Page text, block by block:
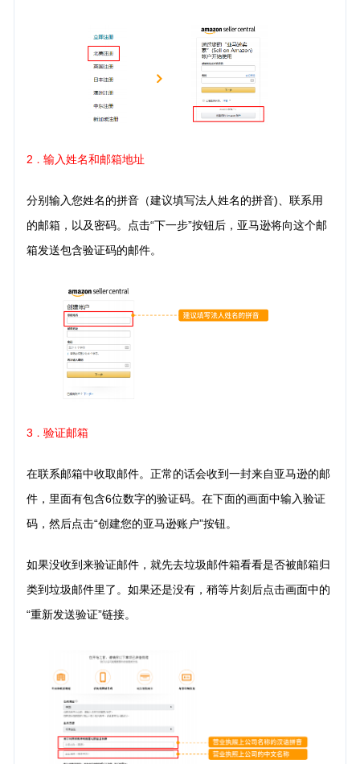
2 ． 输入姓名和邮箱地址
分别输入您姓名的拼音（建议填写法人姓名的拼音)、联系用
的邮箱，以及密码。点击“下一步”按钮后，亚马逊将向这个邮
箱发送包含验证码的邮件。
3 ． 验证邮箱
在联系邮箱中收取邮件。正常的话会收到一封来自亚马逊的邮
件，里面有包含6位数字的验证码。在下面的画面中输入验证
码，然后点击“创建您的亚马逊账户”按钮。
如果没收到来验证邮件，就先去垃圾邮件箱看看是否被邮箱归
类到垃圾邮件里了。如果还是没有，稍等片刻后点击画面中的
“重新发送验证”链接。